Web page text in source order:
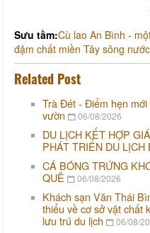
Sưu tầm:Cù lao An Bình -
đậm chất miền Tây sông
Related Post
Trà Đét - Điểm hẹn
vườn
06/08/2026
DU LỊCH KẾT HỢP
PHÁT TRIỂN DU LỊCH
CÁ BÓNG TRỨNG
QUÊ
06/08/2026
Khách sạn Văn Thái
thiểu về cơ sở vật chất
lưu trú du lịch
06/08/